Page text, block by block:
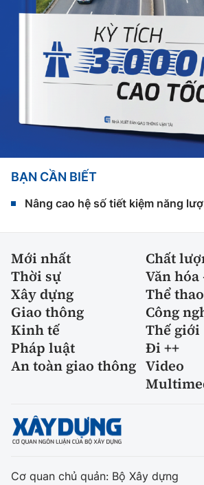
BẠN CẦN BIẾT
Nâng cao hệ số tiết kiệm năng
Mới nhất
Chất
Thời sự
Văn
Xây dựng
Thể thao
Giao thông
Công
Kinh tế
Thế giới
Pháp luật
Đi ++
An toàn giao thông Video
Cơ quan chủ quản: Bộ Xây dựng